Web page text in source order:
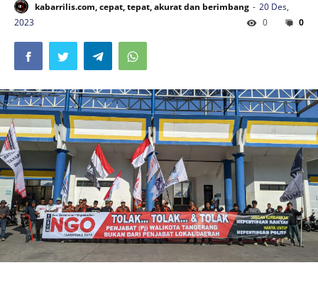
kabarrilis.com, cepat, tepat, akurat dan berimbang
20 Des,
2023
0
0